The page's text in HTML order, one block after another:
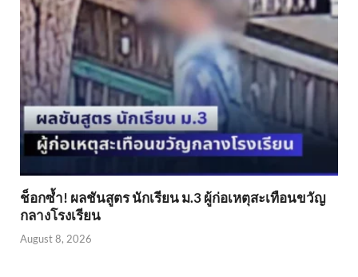
ช็อกซ้ำ! ผลชันสูตร นักเรียน ม.3 ผู้ก่อเหตุสะเทือนขวัญ
กลางโรงเรียน
August 8, 2026